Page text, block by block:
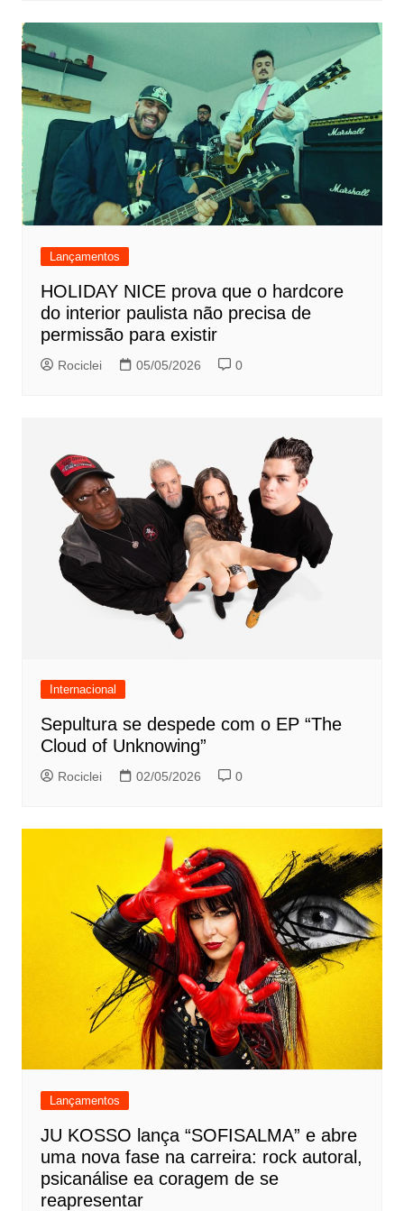
Lançamentos
HOLIDAY NICE prova que o hardcore
do interior paulista não precisa de
permissão para existir
Rociclei 05/05/2026 0
Internacional
Sepultura se despede com o EP “The
Cloud of Unknowing”
Rociclei 02/05/2026 0
Lançamentos
JU KOSSO lança “SOFISALMA” e abre
uma nova fase na carreira: rock autoral,
psicanálise ea coragem de se
reapresentar